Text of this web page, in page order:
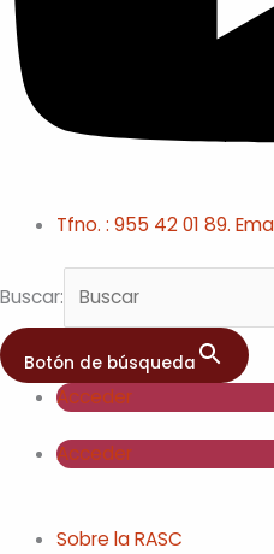
Tfno. : 955 42 01 89.
Buscar:
Botón de búsqueda
Acceder
Acceder
Sobre la RASC